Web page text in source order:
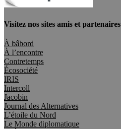
Visitez nos sites amis et partenaires
À bâbord
À l’encontre
Contretemps
Écosociété
IRIS
Intercoll
Jacobin
Journal des Alternatives
L’étoile du Nord
Le Monde diplomatique